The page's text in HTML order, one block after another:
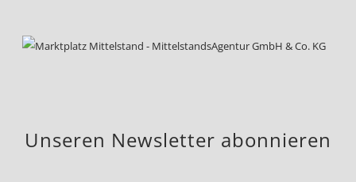
Unseren Newsletter abonnieren